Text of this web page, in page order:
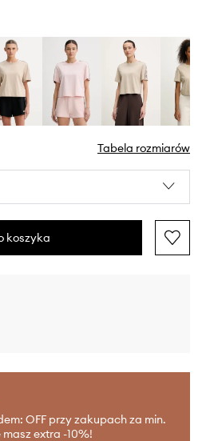
Tabela rozmiarów
koszyka
OFF przy zakupach za min.
masz extra -10%!